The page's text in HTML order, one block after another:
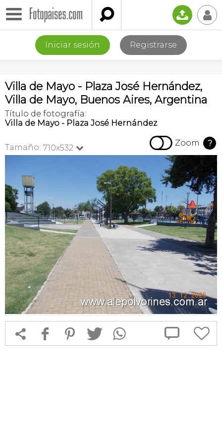
 📤 👤
Iniciar sesión Registrarse
Villa de Mayo - Plaza José Hernández,
Villa de Mayo, Buenos Aires, Argentina
Título de fotografía:
Villa de Mayo - Plaza José Hernández
Tamaño: 710x532   Zoom ?
 f 1 T  